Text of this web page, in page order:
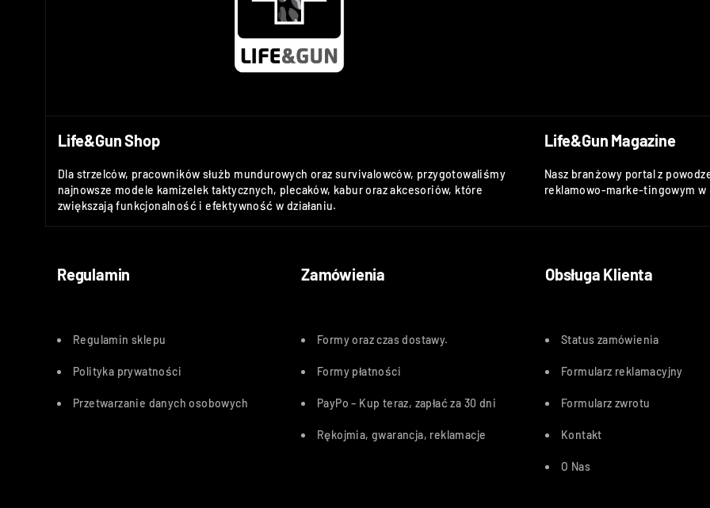
Life&Gun Shop
Dla strzelców, pracowników służb mundurowych oraz survivalowców, przygotowaliśmy
najnowsze modele kamizelek taktycznych, plecaków, kabur oraz akcesoriów, które
zwiększają funkcjonalność i efektywność w działaniu.
Life&Gun Magazine
Nasz branżowy portal z
reklamowo-marke-tingowym
Regulamin Zamówienia Obsługa Klienta
Regulamin sklepu
Polityka prywatności
Przetwarzanie danych osobowych
Formy oraz czas dostawy.
Formy płatności
PayPo – Kup teraz, zapłać za 30 dni
Rękojmia, gwarancja, reklamacje
Status zamówienia
Formularz reklamacyjny
Formularz zwrotu
Kontakt
O Nas